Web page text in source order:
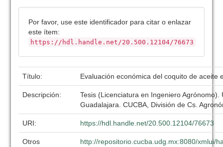
Por favor, use este identificador para citar o enlazar
este ítem:
https://hdl.handle.net/20.500.12104/76673
Título: Evaluación económica del coquito de aceite
Descripción:
Tesis (Licenciatura en Ingeniero Agrónomo).
Guadalajara. CUCBA, División de Cs.
URI: https://hdl.handle.net/20.500.12104/76673
Otros
http://repositorio.cucba.udg.mx:8080/xmlui/